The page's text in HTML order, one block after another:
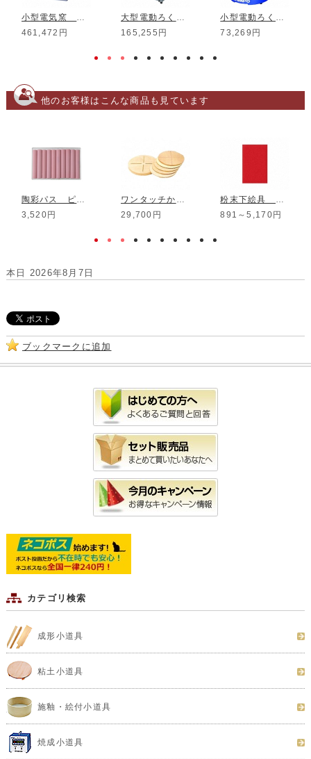
小型電気窯 DMT-01
461,472円
大型電動ろくろ RK-3D
165,255円
小型電動ろくろ RK-5T
73,269円
他のお客様はこんな商品も見ています
陶彩パス ピンク 10本組
3,520円
ワンタッチかめ板セット 木製1
29,700円
粉末下絵具 酸化用 栗色
891～5,170円
本日 2026年8月7日
ブックマークに追加
カテゴリ検索
成形小道具
粘土小道具
施釉・絵付小道具
焼成小道具